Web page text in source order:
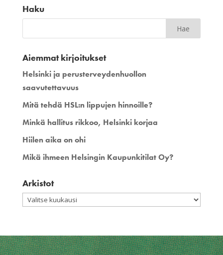
Haku
Aiemmat kirjoitukset
Helsinki ja perusterveydenhuollon
saavutettavuus
Mitä tehdä HSL:n lippujen hinnoille?
Minkä hallitus rikkoo, Helsinki korjaa
Hiilen aika on ohi
Mikä ihmeen Helsingin Kaupunkitilat Oy?
Arkistot
Arkistot